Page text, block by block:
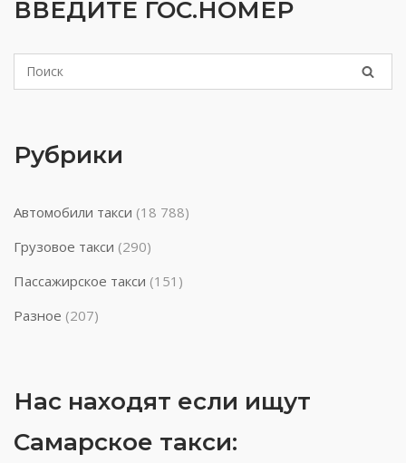
ВВЕДИТЕ ГОС.НОМЕР
Рубрики
Автомобили такси (18 788)
Грузовое такси (290)
Пассажирское такси (151)
Разное (207)
Нас находят если ищут
Самарское такси: